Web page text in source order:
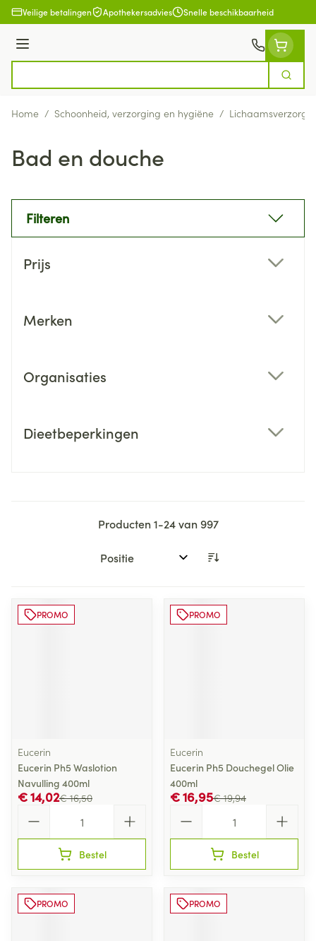
Ga naar de inhoud
Veilige betalingen Apothekersadvies Snelle beschikbaarheid
Menu
Zoek
Home / Schoonheid, verzorging en hygiëne /
Bad en douche
Filteren
Prijs
Merken
Organisaties
Dieetbeperkingen
Producten1-24van997
Sorteer op:
PROMO
Eucerin
Eucerin Ph5 Waslotion
Navulling 400ml
€ 16,50
€ 14,02
Bestel
PROMO
Eucerin
Eucerin Ph5 Douchegel Olie
400ml
€ 19,94
€ 16,95
Bestel
PROMO PROMO